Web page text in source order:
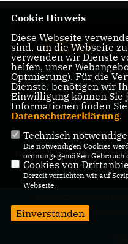
Berliner Abgeordnetenhaus.
IMPRESSUM
Alle Rechte vorbehalten.
Cookie Hinweis
Diese Webseite
sind, um die Webseite
verwenden wir Dienste
helfen, unser
Optmierung). Für die
Dienste, benötigen wir
Einwilligung können Sie
Informationen finden
Datenschutzerklärung.
Technisch
Die notwendigen Cookies
ordnungsgemäßen Gebrauch
Cookies von
Derzeit verzichten wir auf
Webseite.
Einverstanden